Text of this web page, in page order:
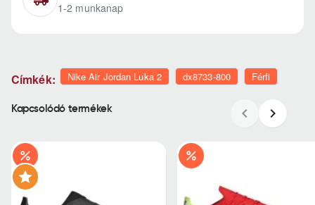
1-2 munkanap
Címkék: Nike Air Jordan Luka 2 dx8733-800 Férfi
Kapcsolódó termékek